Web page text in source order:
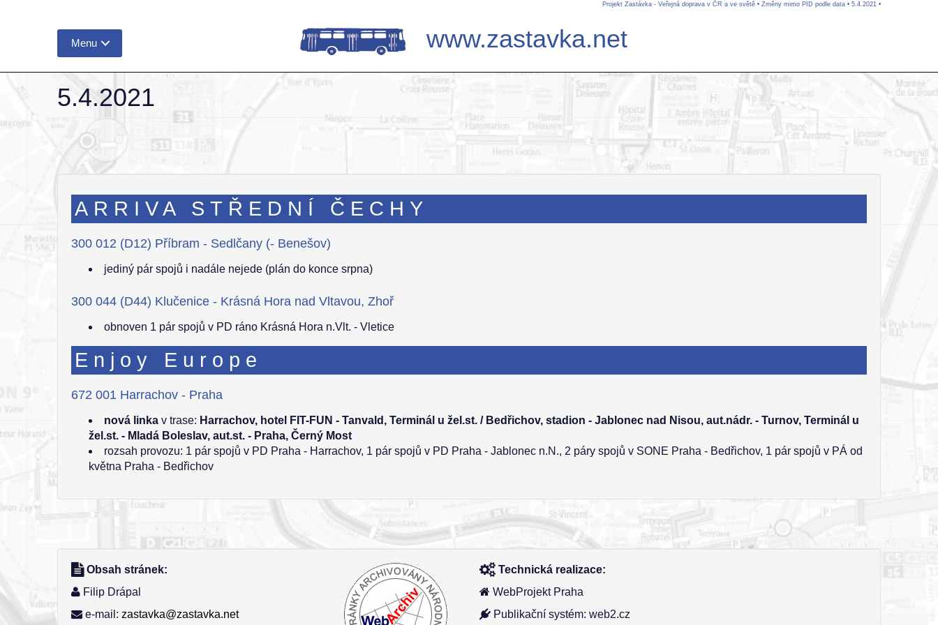
Projekt Zastávka - Veřejná doprava v ČR a ve světě• Změny mimo PID podle data• 5.4.2021•
Menu www.zastavka.net
5.4.2021
ARRIVA STŘEDNÍ ČECHY
300 012 (D12) Příbram - Sedlčany (- Benešov)
jediný pár spojů i nadále nejede (plán do konce srpna)
300 044 (D44) Klučenice - Krásná Hora nad Vltavou, Zhoř
obnoven 1 pár spojů v PD ráno Krásná Hora n.Vlt. - Vletice
Enjoy Europe
672 001 Harrachov - Praha
nová linka v trase: Harrachov, hotel FIT-FUN - Tanvald, Terminál u žel.st. / Bedřichov, stadion - Jablonec nad Nisou, aut.nádr. - Turnov, Terminál u
žel.st. - Mladá Boleslav, aut.st. - Praha, Černý Most
rozsah provozu: 1 pár spojů v PD Praha - Harrachov, 1 pár spojů v PD Praha - Jablonec n.N., 2 páry spojů v SONE Praha - Bedřichov, 1 pár spojů v PÁ od
května Praha - Bedřichov
Obsah stránek:
Filip Drápal
e-mail:zastavka@zastavka.net
Technická realizace:
WebProjekt Praha
Publikační systém: web2.cz